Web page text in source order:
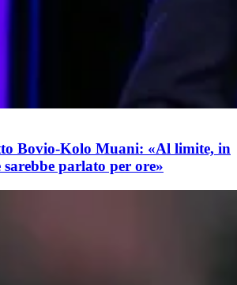
Bovio-Kolo Muani: «Al limite, in
sarebbe parlato per ore»